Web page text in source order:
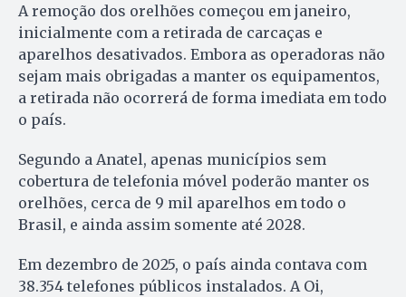
A remoção dos orelhões começou em janeiro,
inicialmente com a retirada de carcaças e
aparelhos desativados. Embora as operadoras não
sejam mais obrigadas a manter os equipamentos,
a retirada não ocorrerá de forma imediata em todo
o país.
Segundo a Anatel, apenas municípios sem
cobertura de telefonia móvel poderão manter os
orelhões, cerca de 9 mil aparelhos em todo o
Brasil, e ainda assim somente até 2028.
Em dezembro de 2025, o país ainda contava com
38.354 telefones públicos instalados. A Oi,